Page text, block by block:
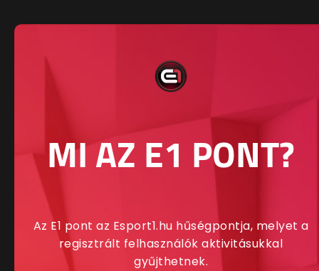
MI AZ E1 PONT?
Az E1 pont az Esport1.hu hűségpontja, melyet a
regisztrált felhasználók aktivitásukkal
gyűjthetnek.